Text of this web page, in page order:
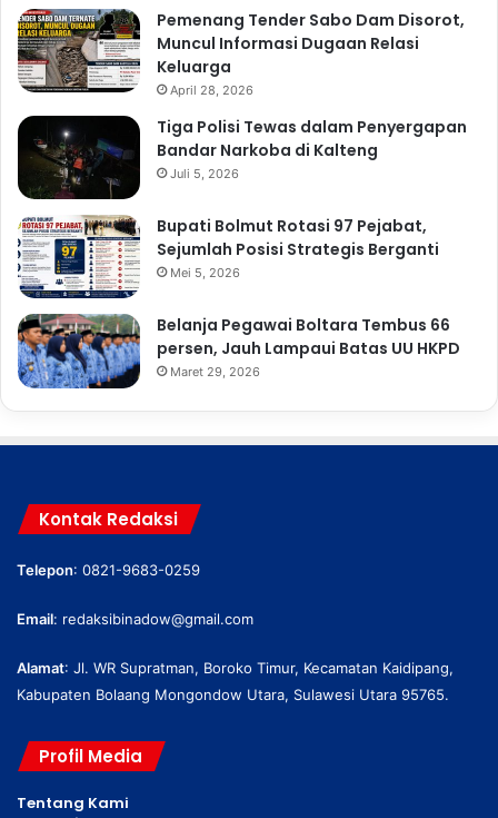
Pemenang Tender Sabo Dam Disorot,
Muncul Informasi Dugaan Relasi
Keluarga
April 28, 2026
Tiga Polisi Tewas dalam Penyergapan
Bandar Narkoba di Kalteng
Juli 5, 2026
Bupati Bolmut Rotasi 97 Pejabat,
Sejumlah Posisi Strategis Berganti
Mei 5, 2026
Belanja Pegawai Boltara Tembus 66
persen, Jauh Lampaui Batas UU HKPD
Maret 29, 2026
Kontak Redaksi
Telepon: 0821-9683-0259
Email: redaksibinadow@gmail.com
Alamat: Jl. WR Supratman, Boroko Timur, Kecamatan Kaidipang,
Kabupaten Bolaang Mongondow Utara, Sulawesi Utara 95765.
Profil Media
Tentang Kami